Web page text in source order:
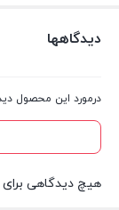
دیدگاهها
درمورد این محصول
هیچ دیدگاهی